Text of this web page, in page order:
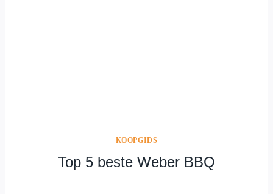
KOOPGIDS
Top 5 beste Weber BBQ